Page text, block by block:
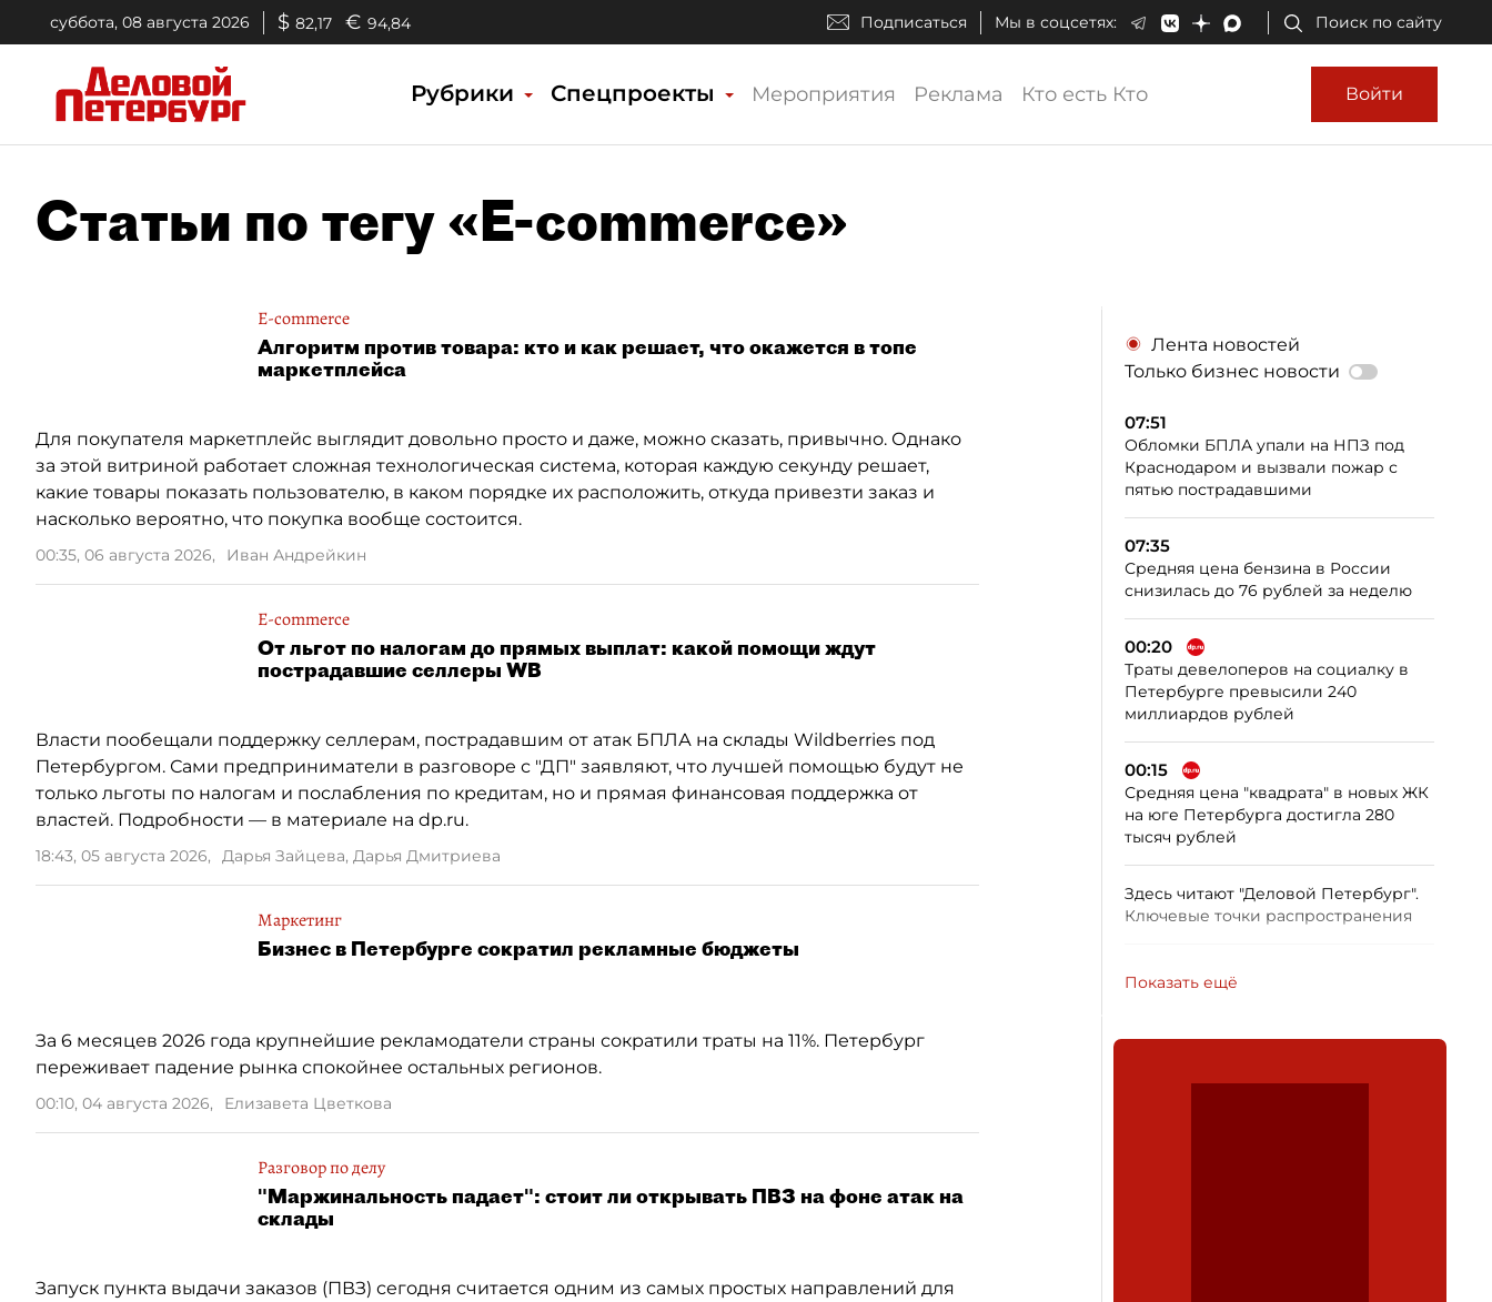
суббота, 08 августа 2026 $ 82,17 € 94,84 Подписаться Мы в соцсетях: Поиск по сайту
Рубрики Спецпроекты Мероприятия Реклама Кто есть Кто Войти
Статьи по тегу «E-commerce»
E-commerce
Алгоритм против товара: кто и как решает, что окажется в топе
маркетплейса
Для покупателя маркетплейс выглядит довольно просто и даже, можно сказать, привычно. Однако
за этой витриной работает сложная технологическая система, которая каждую секунду решает,
какие товары показать пользователю, в каком порядке их расположить, откуда привезти заказ и
насколько вероятно, что покупка вообще состоится.
00:35, 06 августа 2026, Иван Андрейкин
E-commerce
От льгот по налогам до прямых выплат: какой помощи ждут
пострадавшие селлеры WB
Власти пообещали поддержку селлерам, пострадавшим от атак БПЛА на склады Wildberries под
Петербургом. Сами предприниматели в разговоре с "ДП" заявляют, что лучшей помощью будут не
только льготы по налогам и послабления по кредитам, но и прямая финансовая поддержка от
властей. Подробности — в материале на dp.ru.
18:43, 05 августа 2026, Дарья Зайцева, Дарья Дмитриева
Маркетинг
Бизнес в Петербурге сократил рекламные бюджеты
За 6 месяцев 2026 года крупнейшие рекламодатели страны сократили траты на 11%. Петербург
переживает падение рынка спокойнее остальных регионов.
00:10, 04 августа 2026, Елизавета Цветкова
Разговор по делу
"Маржинальность падает": стоит ли открывать ПВЗ на фоне атак на
склады
Запуск пункта выдачи заказов (ПВЗ) сегодня считается одним из самых простых направлений для
Лента новостей
Только бизнес новости
07:51
Обломки БПЛА упали на НПЗ под
Краснодаром и вызвали пожар с
пятью пострадавшими
07:35
Средняя цена бензина в России
снизилась до 76 рублей за неделю
00:20
Траты девелоперов на социалку в
Петербурге превысили 240
миллиардов рублей
00:15
Средняя цена "квадрата" в новых ЖК
на юге Петербурга достигла 280
тысяч рублей
Здесь читают "Деловой Петербург".
Ключевые точки распространения
Показать ещё